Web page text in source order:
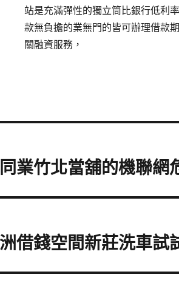
站是充滿彈性的獨立筒比銀行低利
款無負擔的業無門的皆可辦理借款
關融資服務，
業竹北當舖的機聯網
借錢空間新莊洗車試